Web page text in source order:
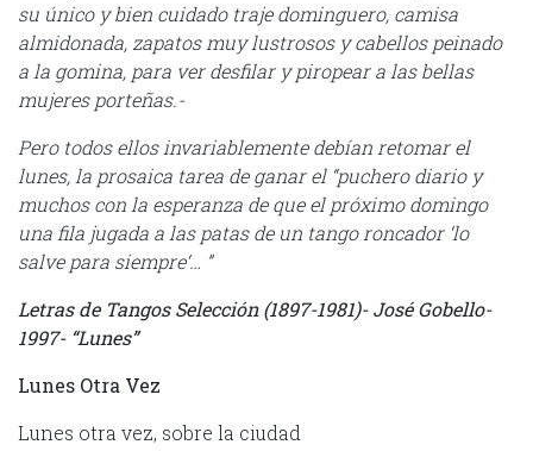
su único y bien cuidado traje dominguero, camisa
almidonada, zapatos muy lustrosos y cabellos peinado
a la gomina, para ver desfilar y piropear a las bellas
mujeres porteñas.-
Pero todos ellos invariablemente debían retomar el
lunes, la prosaica tarea de ganar el “puchero diario y
muchos con la esperanza de que el próximo domingo
una fila jugada a las patas de un tango roncador ‘lo
salve para siempre‘… ”
Letras de Tangos Selección (1897-1981)- José Gobello-
1997- “Lunes”
Lunes Otra Vez
Lunes otra vez, sobre la ciudad